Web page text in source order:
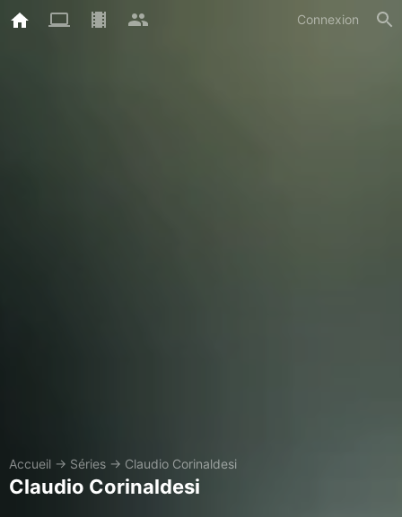
Connexion
Accueil → Séries → Claudio Corinaldesi
Claudio Corinaldesi